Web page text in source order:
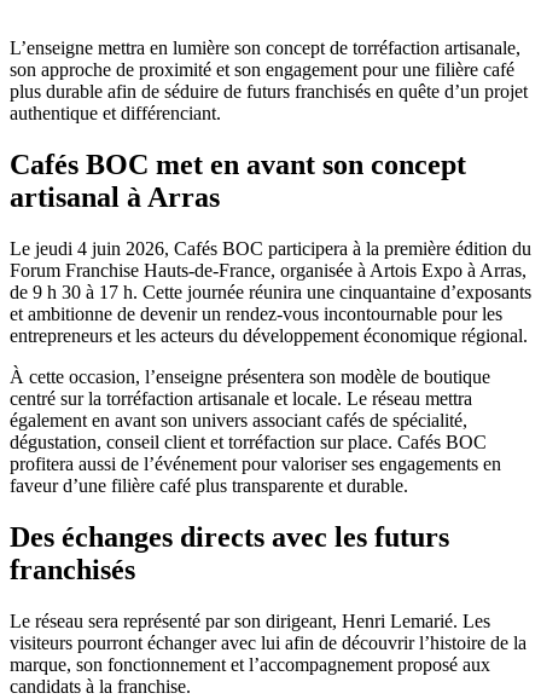
L’enseigne mettra en lumière son concept de torréfaction artisanale,
son approche de proximité et son engagement pour une filière café
plus durable afin de séduire de futurs franchisés en quête d’un projet
authentique et différenciant.
Cafés BOC met en avant son concept
artisanal à Arras
Le jeudi 4 juin 2026, Cafés BOC participera à la première édition du
Forum Franchise Hauts-de-France, organisée à Artois Expo à Arras,
de 9 h 30 à 17 h. Cette journée réunira une cinquantaine d’exposants
et ambitionne de devenir un rendez-vous incontournable pour les
entrepreneurs et les acteurs du développement économique régional.
À cette occasion, l’enseigne présentera son modèle de boutique
centré sur la torréfaction artisanale et locale. Le réseau mettra
également en avant son univers associant cafés de spécialité,
dégustation, conseil client et torréfaction sur place. Cafés BOC
profitera aussi de l’événement pour valoriser ses engagements en
faveur d’une filière café plus transparente et durable.
Des échanges directs avec les futurs
franchisés
Le réseau sera représenté par son dirigeant, Henri Lemarié. Les
visiteurs pourront échanger avec lui afin de découvrir l’histoire de la
marque, son fonctionnement et l’accompagnement proposé aux
candidats à la franchise.